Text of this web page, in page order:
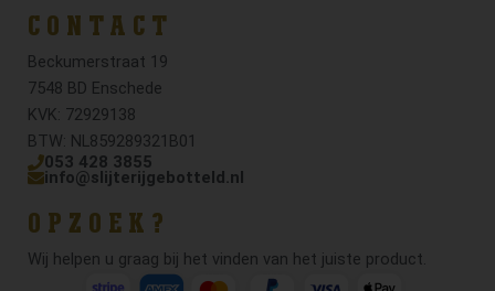
CONTACT
Beckumerstraat 19
7548 BD Enschede
KVK: 72929138
BTW: NL859289321B01
053 428 3855
info@slijterijgebotteld.nl
OPZOEK?
Wij helpen u graag bij het vinden van het juiste product.